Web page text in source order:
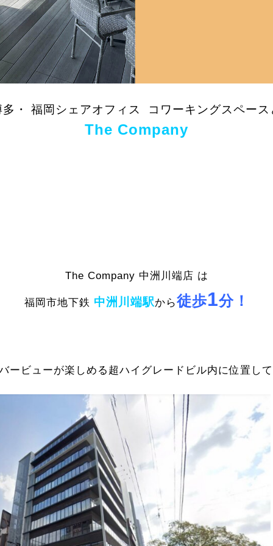
多・ 福岡シェアオフィス コワーキングスペース
The Company
The Company 中洲川端店 は
福岡市地下鉄 中洲川端駅から徒歩1分！
ービューが楽しめる超ハイグレードビル内に位置して